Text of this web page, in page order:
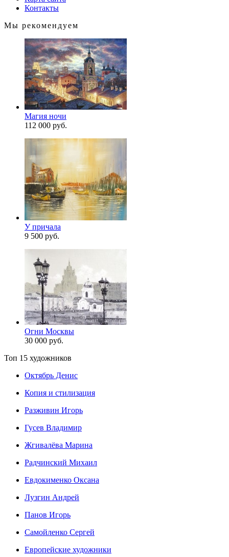
Контакты
Мы рекомендуем
Магия ночи
112 000 руб.
У причала
9 500 руб.
Огни Москвы
30 000 руб.
Топ 15 художников
Октябрь Денис
Копия и стилизация
Разживин Игорь
Гусев Владимир
Жгивалёва Марина
Радчинский Михаил
Евдокименко Оксана
Лузгин Андрей
Панов Игорь
Сaмoйленко Сергей
Европейские художники